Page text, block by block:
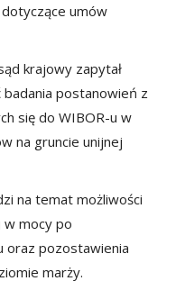
umów
krajowy zapytał
badania postanowień z
się do WIBOR-u w
na gruncie unijnej
na temat możliwości
mocy po
oraz pozostawienia
marży.